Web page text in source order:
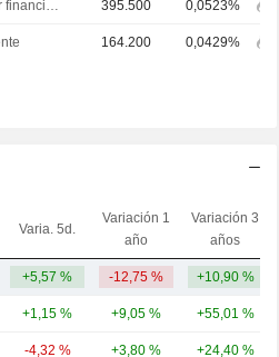
Director financiero 395.500 0,0523%
164.200 0,0429%
Varia. 5d.
Variación 1
año
Variación 3
años
+5,57 % -12,75 % +10,90 %
+1,15 % +9,05 % +55,01 %
-4,32 % +3,80 % +24,40 %